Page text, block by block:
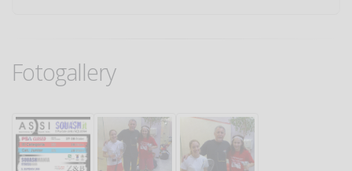
Fotogallery